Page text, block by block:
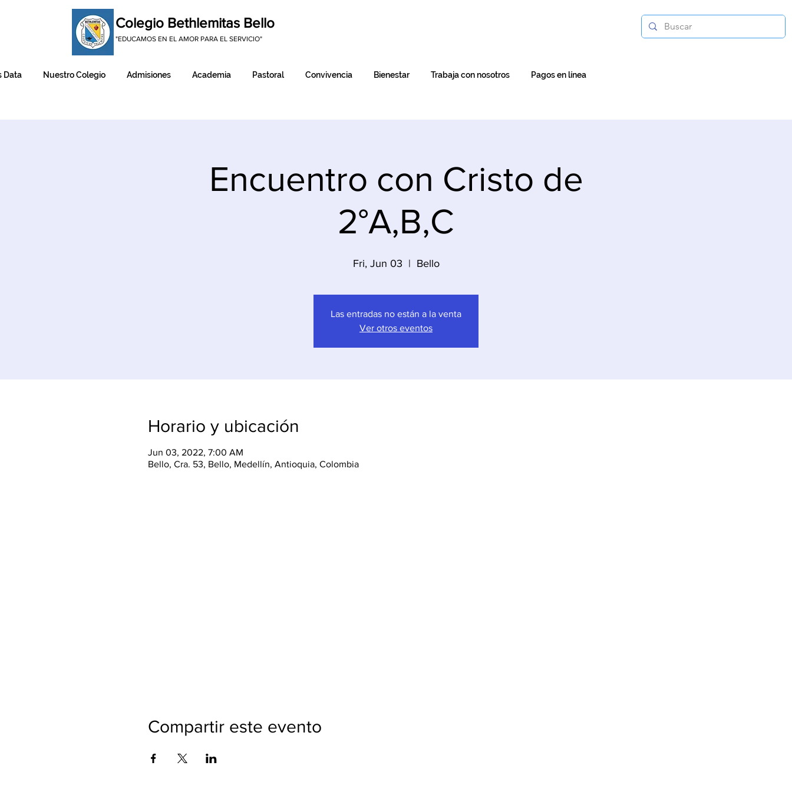
Colegio Bethlemitas Bello
"EDUCAMOS EN EL AMOR PARA EL SERVICIO"
Data Nuestro Colegio Admisiones Academia Pastoral Convivencia Bienestar Trabaja con nosotros Pagos en línea
Encuentro con Cristo de
2°A,B,C
Fri, Jun 03
  |
Bello
Las entradas no están a la venta
Ver otros eventos
Horario y ubicación
Jun 03, 2022, 7:00 AM
Bello, Cra. 53, Bello, Medellín, Antioquia, Colombia
Compartir este evento